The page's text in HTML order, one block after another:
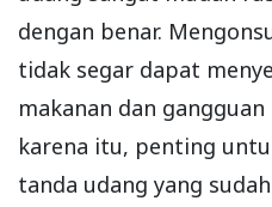
dengan benar.
tidak segar dapat
makanan dan
karena itu, penting
tanda udang yang